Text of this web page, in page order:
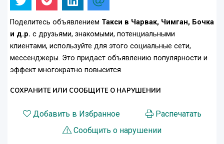
Поделитесь объявлением Такси в Чарвак, Чимган, Бочка
и д.р. с друзьями, знакомыми, потенциальными
клиентами, используйте для этого социальные сети,
мессенджеры. Это придаст объявлению популярности и
эффект многократно повысится.
СОХРАНИТЕ ИЛИ СООБЩИТЕ О НАРУШЕНИИ
Добавить в Избранное
Распечатать
Сообщить о нарушении